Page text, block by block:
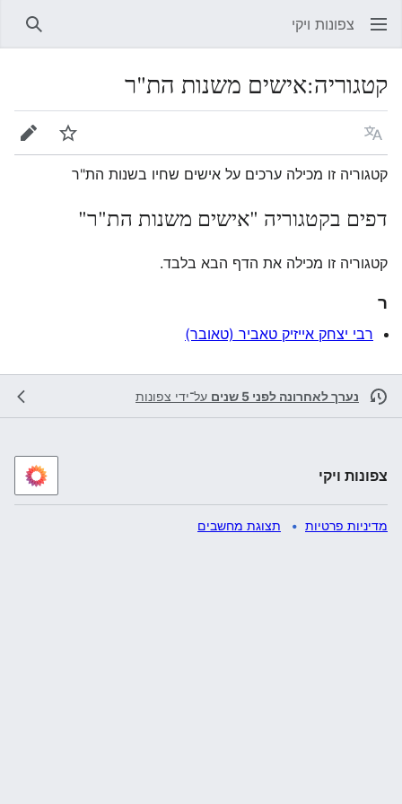
צפונות ויקי
קטגוריה:אישים משנות הת"ר
שפה מעקב
קטגוריה זו מכילה ערכים על אישים שחיו בשנות הת"ר
דפים בקטגוריה "אישים משנות הת"ר"
קטגוריה זו מכילה את הדף הבא בלבד.
ר
רבי יצחק אייזיק טאביר (טאובר)
נערך לאחרונה לפני 5 שנים על־ידי צפונות
צפונות ויקי
מדיניות פרטיות תצוגת מחשבים